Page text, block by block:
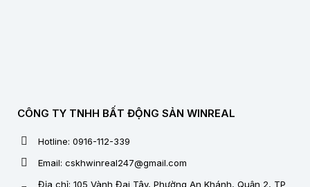
CÔNG TY TNHH BẤT ĐỘNG SẢN WINREAL
Hotline: 0916-112-339
Email: cskhwinreal247@gmail.com
Địa chỉ: 105 Vành Đai Tây, Phường An Khánh, Quận 2, TP